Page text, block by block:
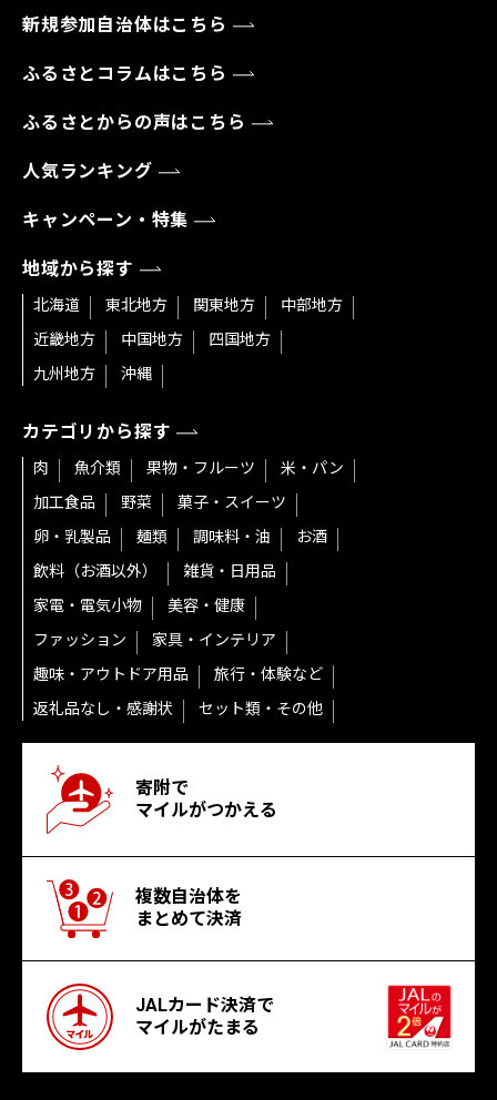
新規参加自治体はこちら
ふるさとコラムはこちら
ふるさとからの声はこちら
人気ランキング
キャンペーン・特集
地域から探す
北海道 東北地方 関東地方
中部地方
近畿地方
中国地方
四国地方
九州地方
沖縄
カテゴリから探す
肉 魚介類 果物・フルーツ
米・パン
加工食品
野菜
菓子・スイーツ
卵・乳製品
麺類 調味料・油
お酒
飲料（お酒以外）
雑貨・日用品
家電・電気小物
美容・健康
ファッション
家具・インテリア
趣味・アウトドア用品
旅行・体験など
返礼品なし・感謝状
セット類・その他
寄附で
マイルがつかえる
複数自治体を
まとめて決済
JALカード決済で
マイルがたまる